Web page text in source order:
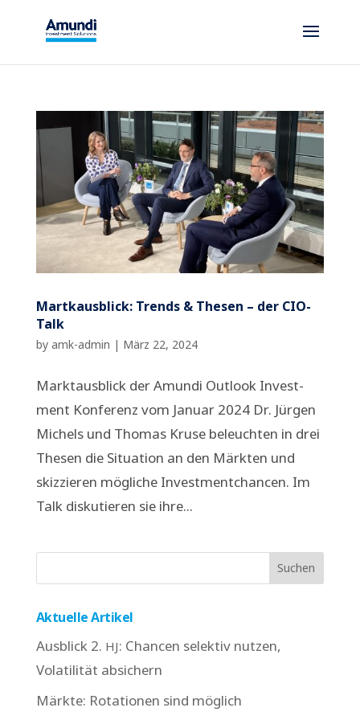
Martkausblick: Trends & Thesen – der CIO-
Talk
by amk-admin | März 22, 2024
Markt­aus­blick der Amun­di Out­look Invest­
ment Kon­fe­renz vom Janu­ar 2024 Dr. Jür­gen
Michels und Tho­mas Kru­se beleuch­ten in drei
The­sen die Situa­ti­on an den Märk­ten und
skiz­zie­ren mög­li­che Invest­ment­chan­cen. Im
Talk dis­ku­tie­ren sie ihre...
Aktuelle Artikel
Ausblick 2. HJ: Chancen selektiv nutzen,
Volatilität absichern
Märkte: Rotationen sind möglich